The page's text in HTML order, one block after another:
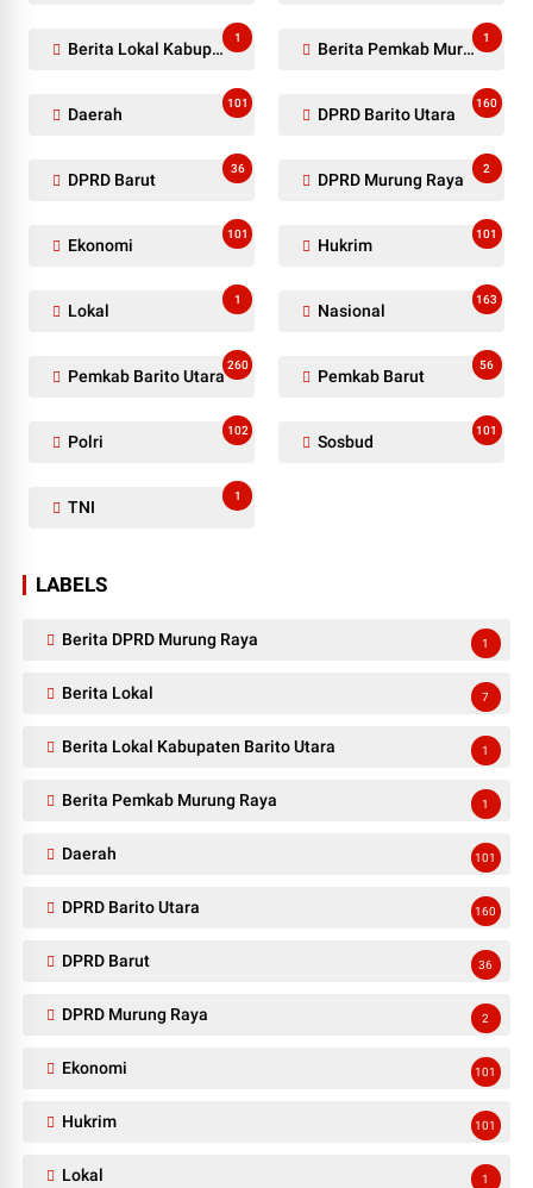
Berita Lokal Kabupaten Barito Utara
1
Berita Pemkab Murung Raya
1
Daerah
101
DPRD Barito Utara
160
DPRD Barut
36
DPRD Murung Raya
2
Ekonomi
101
Hukrim
101
Lokal
1
Nasional
163
Pemkab Barito Utara
260
Pemkab Barut
56
Polri
102
Sosbud
101
TNI
1
LABELS
Berita DPRD Murung Raya 1
Berita Lokal 7
Berita Lokal Kabupaten Barito Utara 1
Berita Pemkab Murung Raya 1
Daerah 101
DPRD Barito Utara 160
DPRD Barut 36
DPRD Murung Raya 2
Ekonomi 101
Hukrim 101
Lokal 1